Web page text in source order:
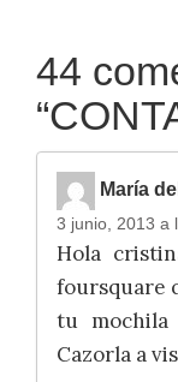
44
“
María
3 junio, 2013 a
Hola
foursquare
tu
Cazorla a